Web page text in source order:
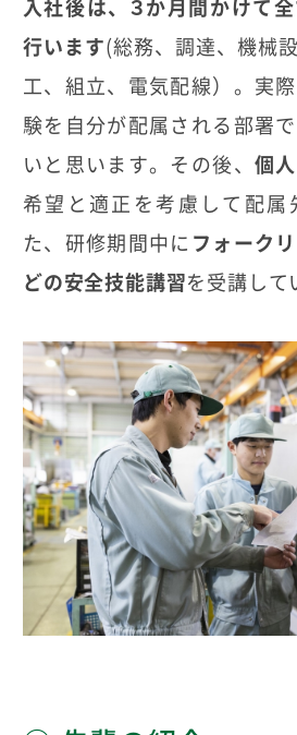
入社後は、３か月間かけて
行います(総務、調達、機械
工、組立、電気配線）。実
験を自分が配属される部署
いと思います。その後、 個
希望と適正を考慮して配属
た、研修期間中に フォーク
どの安全技能講習を受講して